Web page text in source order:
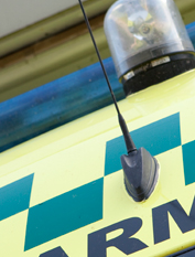
Brandvæsenernes